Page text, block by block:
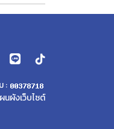
:
นผังเว็บไซต์